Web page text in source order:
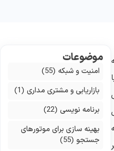
موضوعات
امنیت و شبکه(55)
بازاریابی و مشتری مداری(1)
برنامه نویسی(22)
بهینه سازی برای موتورهای
جستجو(55)